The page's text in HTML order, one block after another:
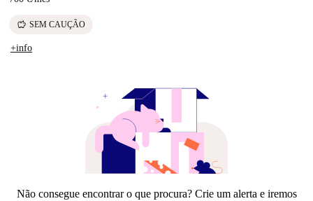
savings SEM CAUÇÃO
+info
Não consegue encontrar o que procura? Crie um alerta e iremos